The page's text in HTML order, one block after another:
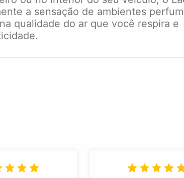
a sensação de ambientes
qualidade do ar que você respira e